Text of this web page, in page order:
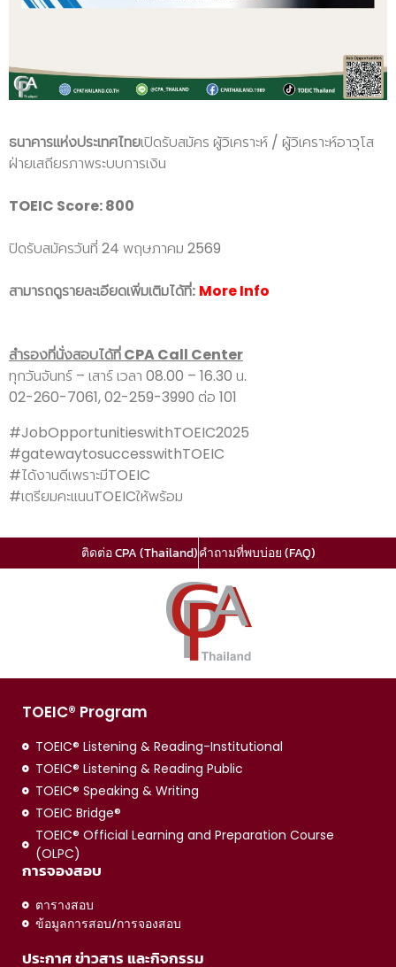
ธนาคารแห่งประเทศไทยเปิดรับสมัคร ผู้วิเคราะห์ / ผู้วิเคราะห์อาวุโส
ฝ่ายเสถียรภาพระบบการเงิน
TOEIC Score: 800
ปิดรับสมัครวันที่ 24 พฤษภาคม 2569
สามารถดูรายละเอียดเพิ่มเติมได้ที่: More Info
สำรองที่นั่งสอบได้ที่ CPA Call Center
ทุกวันจันทร์ – เสาร์ เวลา 08.00 – 16.30 น.
02-260-7061, 02-259-3990 ต่อ 101
#JobOpportunitieswithTOEIC2025
#gatewaytosuccesswithTOEIC
#ได้งานดีเพราะมีTOEIC
#เตรียมคะแนนTOEICให้พร้อม
ติดต่อ CPA (Thailand)คำถามที่พบบ่อย (FAQ)
TOEIC® Program
TOEIC® Listening & Reading-Institutional
TOEIC® Listening & Reading Public
TOEIC® Speaking & Writing
TOEIC Bridge®
TOEIC® Official Learning and Preparation Course
(OLPC)
การจองสอบ
ตารางสอบ
ข้อมูลการสอบ/การจองสอบ
ประกาศ ข่าวสาร และกิจกรรม